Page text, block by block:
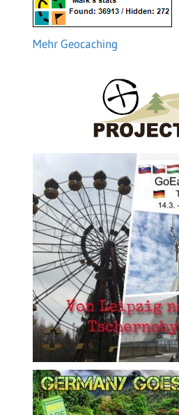
Mehr Geocaching